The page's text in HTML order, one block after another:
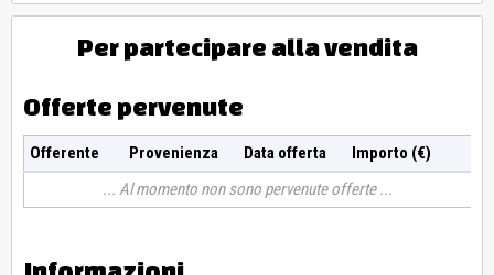
Per partecipare alla vendita
Offerte pervenute
Offerente Provenienza Data offerta
Importo (€)
Al momento non sono pervenute offerte